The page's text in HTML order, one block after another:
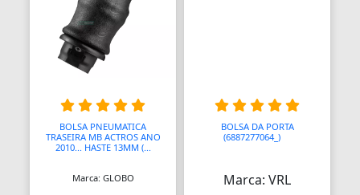
Barra Estabilizadora
Barra Haste Reação
Barras
Barras Antipânico
BOLSA PNEUMATICA
TRASEIRA MB ACTROS ANO
2010... HASTE 13MM (...
Marca: GLOBO
BOLSA DA PORTA
(6887277064_)AA
Marca: VRL